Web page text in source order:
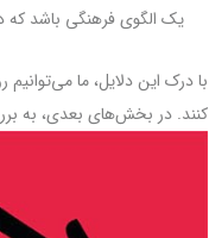
یک الگوی فرهنگی باشد که
با درک این دلایل، ما
کنند. در بخش‌های بعدی، به